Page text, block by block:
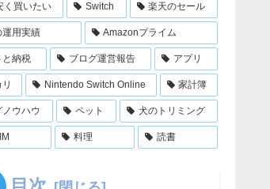
く買いたい Switch 楽天のセール
運用実績 Amazonプライム
と納税 ブログ運営報告 アプリ
Nintendo Switch Online 家計簿
ノウハウ ペット 犬のトリミング
料理 読書